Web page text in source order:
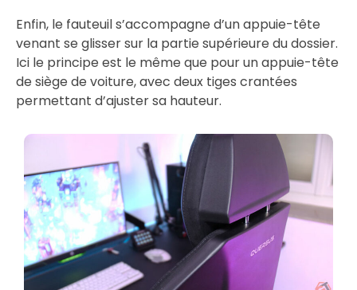
Enfin, le fauteuil s’accompagne d’un appuie-tête
venant se glisser sur la partie supérieure du dossier.
Ici le principe est le même que pour un appuie-tête
de siège de voiture, avec deux tiges crantées
permettant d’ajuster sa hauteur.